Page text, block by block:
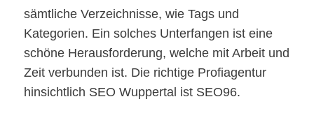
sämtliche Verzeichnisse, wie Tags und
Kategorien. Ein solches Unterfangen ist eine
schöne Herausforderung, welche mit Arbeit und
Zeit verbunden ist. Die richtige Profiagentur
hinsichtlich SEO Wuppertal ist SEO96.